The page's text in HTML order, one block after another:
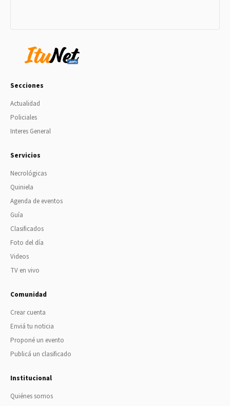
Secciones
Actualidad
Policiales
Interes General
Servicios
Necrológicas
Quiniela
Agenda de eventos
Guía
Clasificados
Foto del día
Videos
TV en vivo
Comunidad
Crear cuenta
Enviá tu noticia
Proponé un evento
Publicá un clasificado
Institucional
Quiénes somos